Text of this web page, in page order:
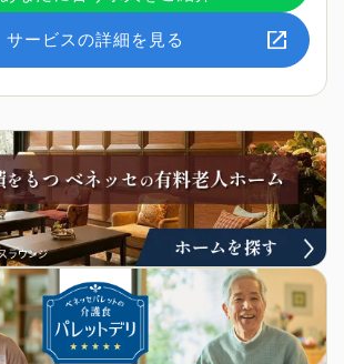
サービスの詳細を見る